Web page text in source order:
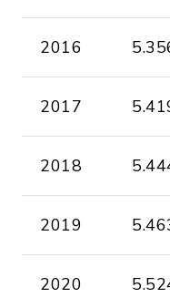
2016
2017
2018
2019
2020